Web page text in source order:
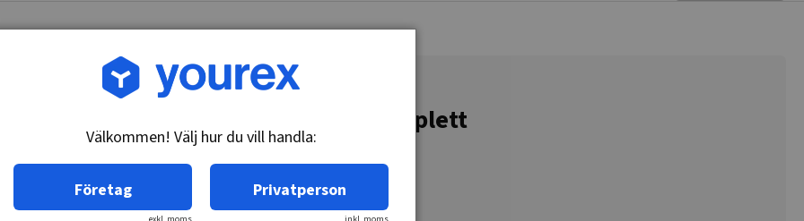
Artikelnr: 61-100-0261
Bränslepump, in tank komplett
Välkommen! Välj hur du vill handla:
Företag Privatperson